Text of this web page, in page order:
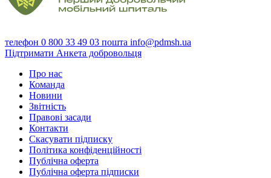
телефон 0 800 33 49 03 пошта info@pdmsh.ua
Підтримати Анкета добровольця
Про нас
Команда
Новини
Звітність
Правові засади
Контакти
Скасувати підписку
Політика конфіденційності
Публічна оферта
Публічна оферта підписки